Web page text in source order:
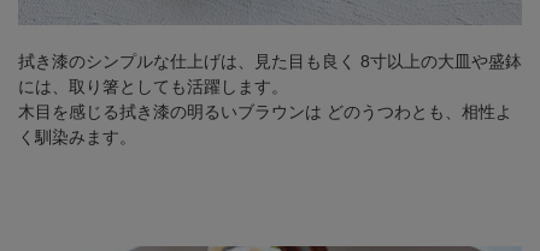
拭き漆のシンプルな仕上げは、見た目も良く 8寸以上の大皿や盛鉢
には、取り箸としても活躍します。
木目を感じる拭き漆の明るいブラウンは どのうつわとも、相性よ
く馴染みます。